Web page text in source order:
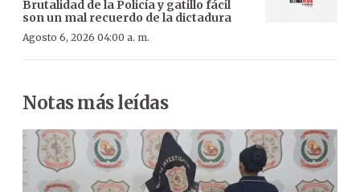
Brutalidad de la Policía y gatillo fácil
son un mal recuerdo de la dictadura
Agosto 6, 2026 04:00 a. m.
Notas más leídas